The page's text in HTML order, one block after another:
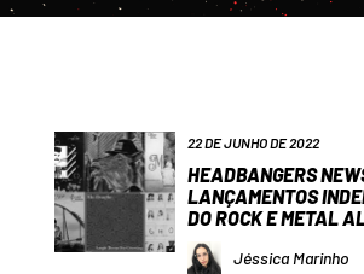
22 DE JUNHO DE 2022
HEADBANGERS
LANÇAMENTOS
DO ROCK E METAL
Jéssica Marinho